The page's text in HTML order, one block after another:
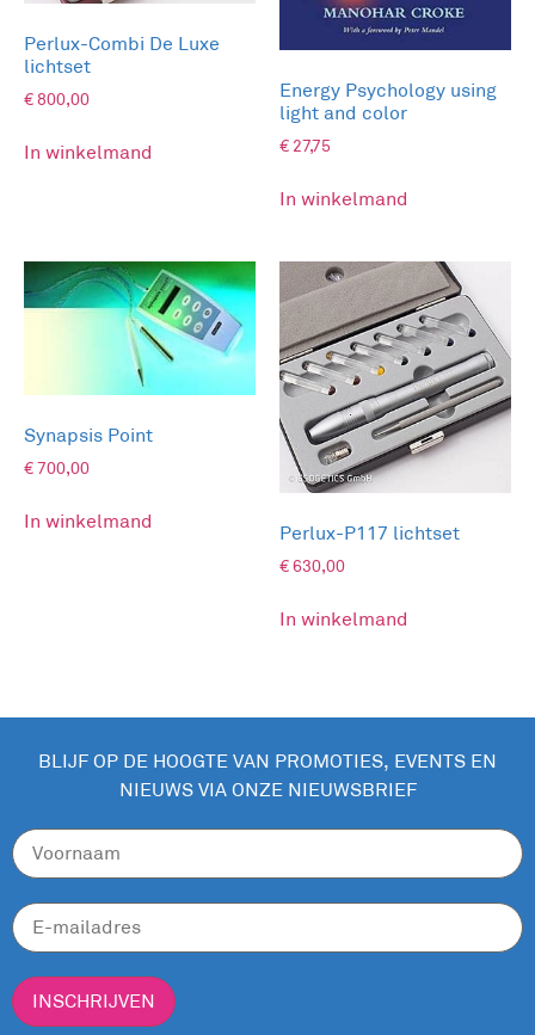
Perlux-Combi De Luxe
lichtset
€800,00
In winkelmand
Energy Psychology using
light and color
€ 27,75
In winkelmand
Synapsis Point
€700,00
In winkelmand
Perlux-P117 lichtset
€630,00
In winkelmand
BLIJF OP DE HOOGTE VAN PROMOTIES, EVENTS EN
NIEUWS VIA ONZE NIEUWSBRIEF
INSCHRIJVEN